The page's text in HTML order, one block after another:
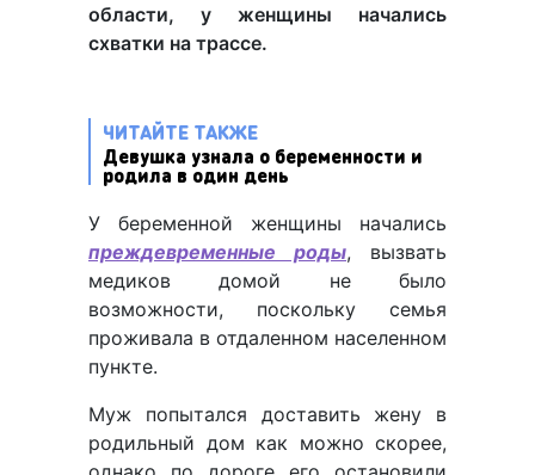
области, у женщины начались
схватки на трассе.
ЧИТАЙТЕ ТАКЖЕ
Девушка узнала о беременности и
родила в один день
У беременной женщины начались
преждевременные роды, вызвать
медиков домой не было
возможности, поскольку семья
проживала в отдаленном населенном
пункте.
Муж попытался доставить жену в
родильный дом как можно скорее,